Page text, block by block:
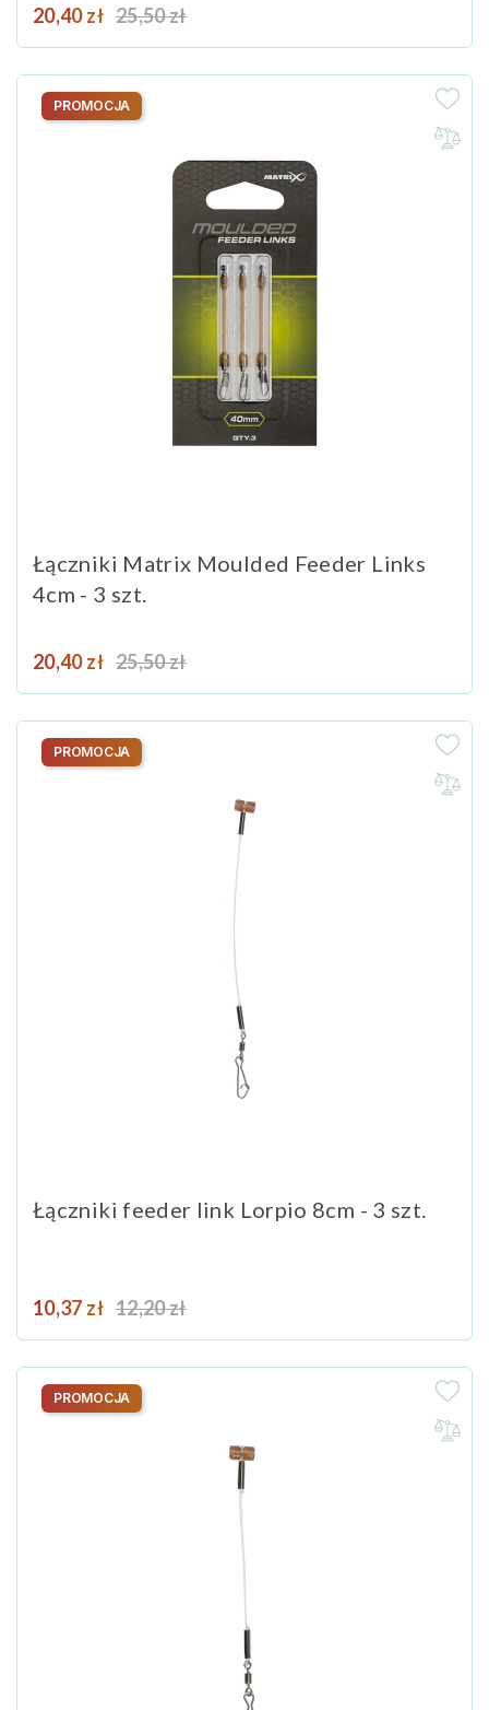
Cena
20,40 zł Cena podstawowa
25,50 zł
Łączniki Matrix Moulded Feeder Links
4cm - 3 szt.
Cena
20,40 zł Cena podstawowa
25,50 zł
PROMOCJA
Łączniki feeder link Lorpio 8cm - 3 szt.
Cena
10,37 zł Cena podstawowa
12,20 zł
PROMOCJA
PROMOCJA